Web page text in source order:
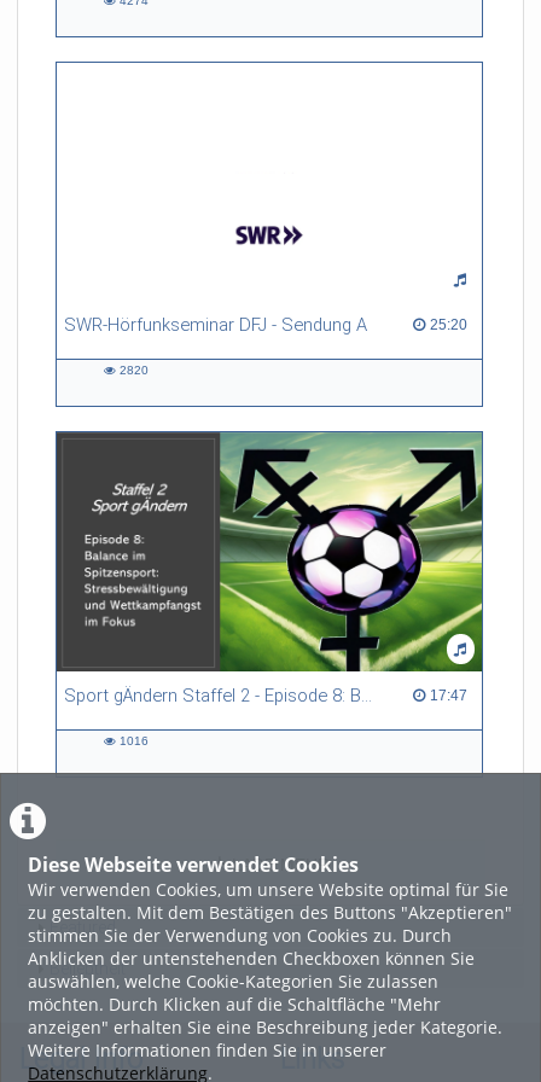
Diese Webseite verwendet Cookies
Wir verwenden Cookies, um unsere Website optimal für Sie
zu gestalten. Mit dem Bestätigen des Buttons "Akzeptieren"
stimmen Sie der Verwendung von Cookies zu. Durch
Anklicken der untenstehenden Checkboxen können Sie
auswählen, welche Cookie-Kategorien Sie zulassen
möchten. Durch Klicken auf die Schaltfläche "Mehr
anzeigen" erhalten Sie eine Beschreibung jeder Kategorie.
Weitere Informationen finden Sie in unserer
Datenschutzerklärung.
SWR-Hörfunkseminar DFJ - Sendung A 25:20
25:20 duration
2820
Sport gÄndern Staffel 2 - Episode 8: Balance im Spitzensport: Stressbewältigung und Wettkampfangst im Fokus 17:47
17:47 duration
1016
LADE MEHR
Featured
Beliebtheit
Legal Info Links